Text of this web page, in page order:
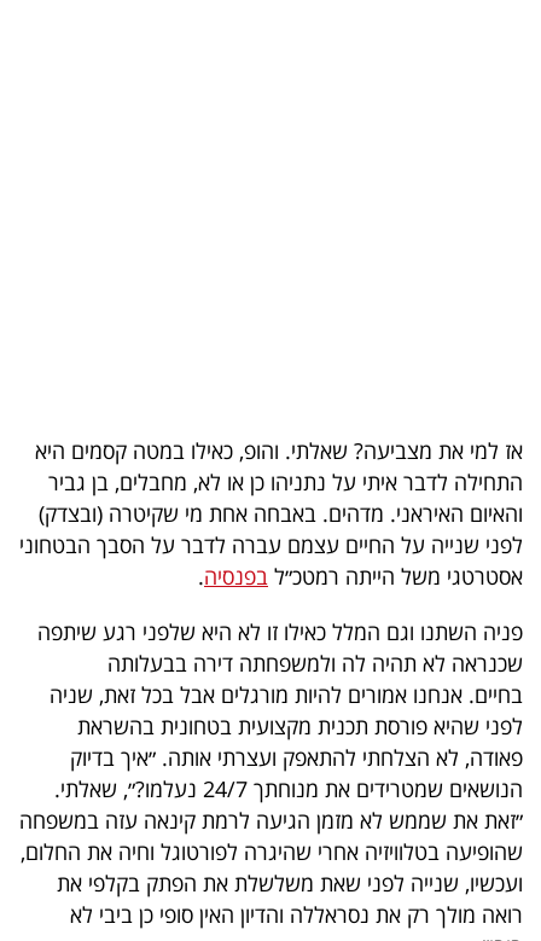
הכלכלי
פודקאסט
40
UNDER
40
שיתופי
פעולה
דרושים
אז למי את מצביעה? שאלתי. והופ, כאילו במטה קסמים היא
התחילה לדבר איתי על נתניהו כן או לא, מחבלים, בן גביר
והאיום האיראני. מדהים. באבחה אחת מי שקיטרה (ובצדק)
לפני שנייה על החיים עצמם עברה לדבר על הסבך הבטחוני
אסטרטגי משל הייתה רמטכ״ל בפנסיה.
פניה השתנו וגם המלל כאילו זו לא היא שלפני רגע שיתפה
שכנראה לא תהיה לה ולמשפחתה דירה בבעלותה
בחיים. אנחנו אמורים להיות מורגלים אבל בכל זאת, שניה
לפני שהיא פורסת תכנית מקצועית בטחונית בהשראת
פאודה, לא הצלחתי להתאפק ועצרתי אותה. ״איך בדיוק
הנושאים שמטרידים את מנוחתך 24/7 נעלמו?״, שאלתי.
״זאת את שממש לא מזמן הגיעה לרמת קינאה עזה במשפחה
שהופיעה בטלוויזיה אחרי שהיגרה לפורטוגל וחיה את החלום,
ועכשיו, שנייה לפני שאת משלשלת את הפתק בקלפי את
רואה מולך רק את נסראללה והדיון האין סופי כן ביבי לא